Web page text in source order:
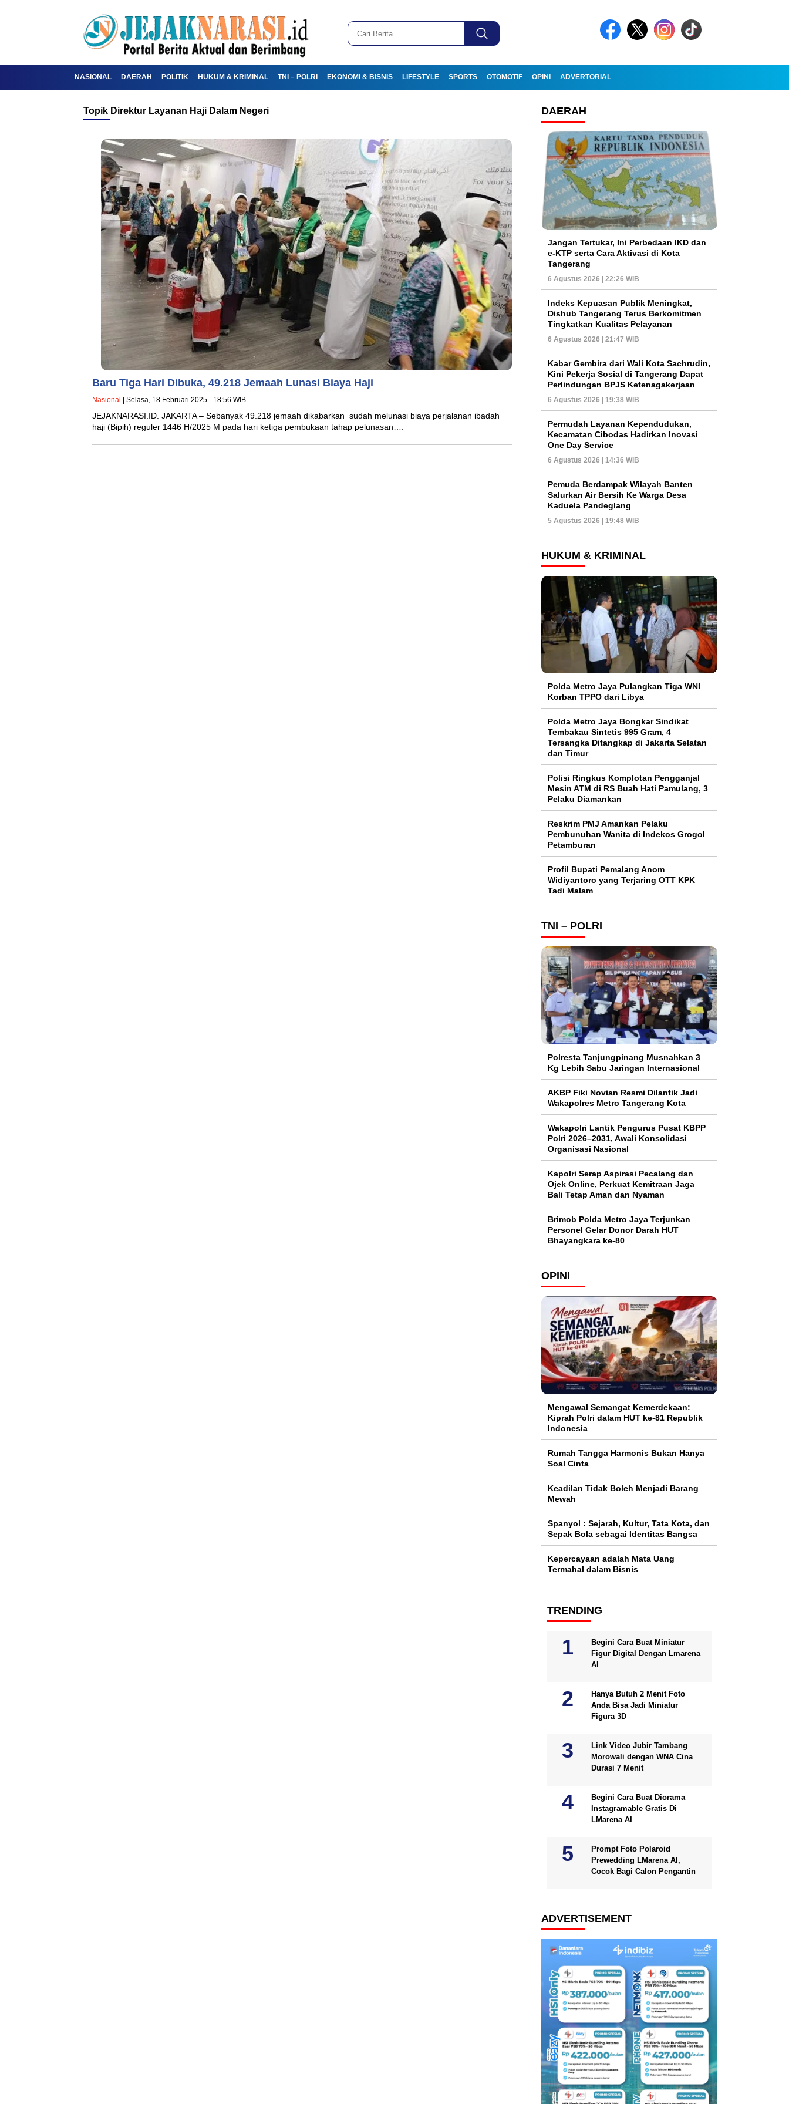
NASIONAL DAERAH POLITIK HUKUM & KRIMINAL TNI – POLRI EKONOMI & BISNIS LIFESTYLE SPORTS OTOMOTIF OPINI ADVERTORIAL
Topik Direktur Layanan Haji Dalam Negeri
Baru Tiga Hari Dibuka, 49.218 Jemaah Lunasi Biaya Haji
Nasional | Selasa, 18 Februari 2025 - 18:56 WIB
JEJAKNARASI.ID. JAKARTA – Sebanyak 49.218 jemaah dikabarkan sudah melunasi biaya perjalanan ibadah
haji (Bipih) reguler 1446 H/2025 M pada hari ketiga pembukaan tahap pelunasan….
DAERAH
Jangan Tertukar, Ini Perbedaan IKD dan
e-KTP serta Cara Aktivasi di Kota
Tangerang
6 Agustus 2026 | 22:26 WIB
Indeks Kepuasan Publik Meningkat,
Dishub Tangerang Terus Berkomitmen
Tingkatkan Kualitas Pelayanan
6 Agustus 2026 | 21:47 WIB
Kabar Gembira dari Wali Kota Sachrudin,
Kini Pekerja Sosial di Tangerang Dapat
Perlindungan BPJS Ketenagakerjaan
6 Agustus 2026 | 19:38 WIB
Permudah Layanan Kependudukan,
Kecamatan Cibodas Hadirkan Inovasi
One Day Service
6 Agustus 2026 | 14:36 WIB
Pemuda Berdampak Wilayah Banten
Salurkan Air Bersih Ke Warga Desa
Kaduela Pandeglang
5 Agustus 2026 | 19:48 WIB
HUKUM & KRIMINAL
Polda Metro Jaya Pulangkan Tiga WNI
Korban TPPO dari Libya
Polda Metro Jaya Bongkar Sindikat
Tembakau Sintetis 995 Gram, 4
Tersangka Ditangkap di Jakarta Selatan
dan Timur
Polisi Ringkus Komplotan Pengganjal
Mesin ATM di RS Buah Hati Pamulang, 3
Pelaku Diamankan
Reskrim PMJ Amankan Pelaku
Pembunuhan Wanita di Indekos Grogol
Petamburan
Profil Bupati Pemalang Anom
Widiyantoro yang Terjaring OTT KPK
Tadi Malam
TNI – POLRI
Polresta Tanjungpinang Musnahkan 3
Kg Lebih Sabu Jaringan Internasional
AKBP Fiki Novian Resmi Dilantik Jadi
Wakapolres Metro Tangerang Kota
Wakapolri Lantik Pengurus Pusat KBPP
Polri 2026–2031, Awali Konsolidasi
Organisasi Nasional
Kapolri Serap Aspirasi Pecalang dan
Ojek Online, Perkuat Kemitraan Jaga
Bali Tetap Aman dan Nyaman
Brimob Polda Metro Jaya Terjunkan
Personel Gelar Donor Darah HUT
Bhayangkara ke-80
OPINI
Mengawal Semangat Kemerdekaan:
Kiprah Polri dalam HUT ke-81 Republik
Indonesia
Rumah Tangga Harmonis Bukan Hanya
Soal Cinta
Keadilan Tidak Boleh Menjadi Barang
Mewah
Spanyol : Sejarah, Kultur, Tata Kota, dan
Sepak Bola sebagai Identitas Bangsa
Kepercayaan adalah Mata Uang
Termahal dalam Bisnis
TRENDING
Begini Cara Buat Miniatur
Figur Digital Dengan Lmarena
AI
Hanya Butuh 2 Menit Foto
Anda Bisa Jadi Miniatur
Figura 3D
Link Video Jubir Tambang
Morowali dengan WNA Cina
Durasi 7 Menit
Begini Cara Buat Diorama
Instagramable Gratis Di
LMarena AI
Prompt Foto Polaroid
Prewedding LMarena AI,
Cocok Bagi Calon Pengantin
ADVERTISEMENT